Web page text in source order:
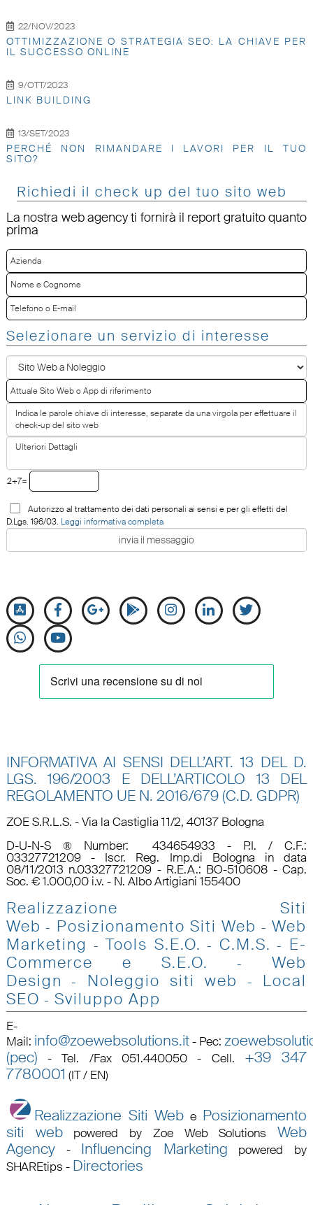
22/NOV/2023
OTTIMIZZAZIONE O STRATEGIA SEO: LA CHIAVE PER
IL SUCCESSO ONLINE
9/OTT/2023
LINK BUILDING
13/SET/2023
PERCHÉ NON RIMANDARE I LAVORI PER IL TUO
SITO?
Richiedi il check up del tuo sito web
La nostra web agency ti fornirà il report gratuito quanto
prima
Selezionare un servizio di interesse
2+7=
Autorizzo al trattamento dei dati personali ai sensi e per gli effetti del
D.Lgs. 196/03. Leggi informativa completa
INFORMATIVA AI SENSI DELL’ART. 13 DEL D.
LGS. 196/2003 E DELL’ARTICOLO 13 DEL
REGOLAMENTO UE N. 2016/679 (C.D. GDPR)
ZOE S.R.L.S. - Via la Castiglia 11/2, 40137 Bologna
D-U-N-S ® Number: 434654933 - P.I. / C.F.:
03327721209 - Iscr. Reg. Imp.di Bologna in data
08/11/2013 n.03327721209 - R.E.A.: BO-510608 - Cap.
Soc. € 1.000,00 i.v. - N. Albo Artigiani 155400
Realizzazione Siti
Web - Posizionamento Siti Web -Web
Marketing - Tools S.E.O. - C.M.S. - E-
Commerce e S.E.O.
-Web
Design
- Noleggio siti web - Local
SEO - Sviluppo App
E-
Mail: info@zoewebsolutions.it- Pec:
(pec) -Tel. /Fax 051.440050 - Cell. +39 347
7780001 (IT / EN)
Realizzazione Siti Web e Posizionamento
siti webpowered by Zoe Web SolutionsWeb
Agency- Influencing Marketing powered by
SHAREtips - Directories